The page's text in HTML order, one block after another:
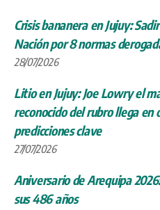
Crisis bananera en Jujuy:
Nación por 8 normas
28/07/2026
Litio en Jujuy: Joe Lowry el
reconocido del rubro llega en
predicciones clave
27/07/2026
Aniversario de Arequipa
sus 486 años